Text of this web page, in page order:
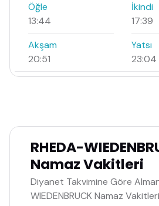
Öğle
13:44
İkindi
17:39
Akşam
20:51
Yatsı
23:04
RHEDA-
Namaz Vakitleri
Diyanet Takvimine Göre
WIEDENBRUCK Namaz Vakitleri